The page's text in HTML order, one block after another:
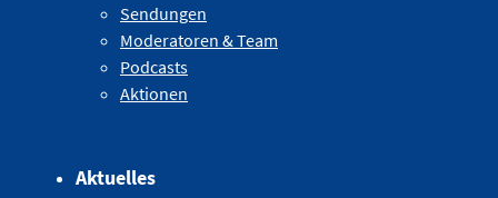
Sendungen
Moderatoren & Team
Podcasts
Aktionen
Aktuelles